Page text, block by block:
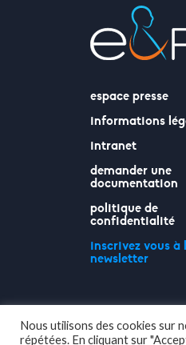
espace presse
informations
intranet
demander une
documentation
politique de
confidentialité
inscrivez vous à
newsletter
Nous utilisons des cookies sur
répétées. En cliquant sur